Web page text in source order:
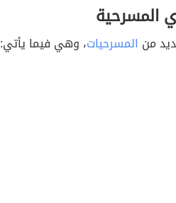
المسرحية
من المسرحيات، وهي فيما يأتي: